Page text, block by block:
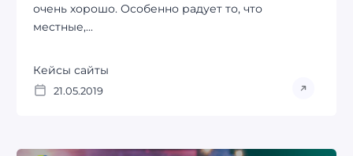
очень хорошо. Особенно радует то, что
местные,...
Кейсы сайты
21.05.2019